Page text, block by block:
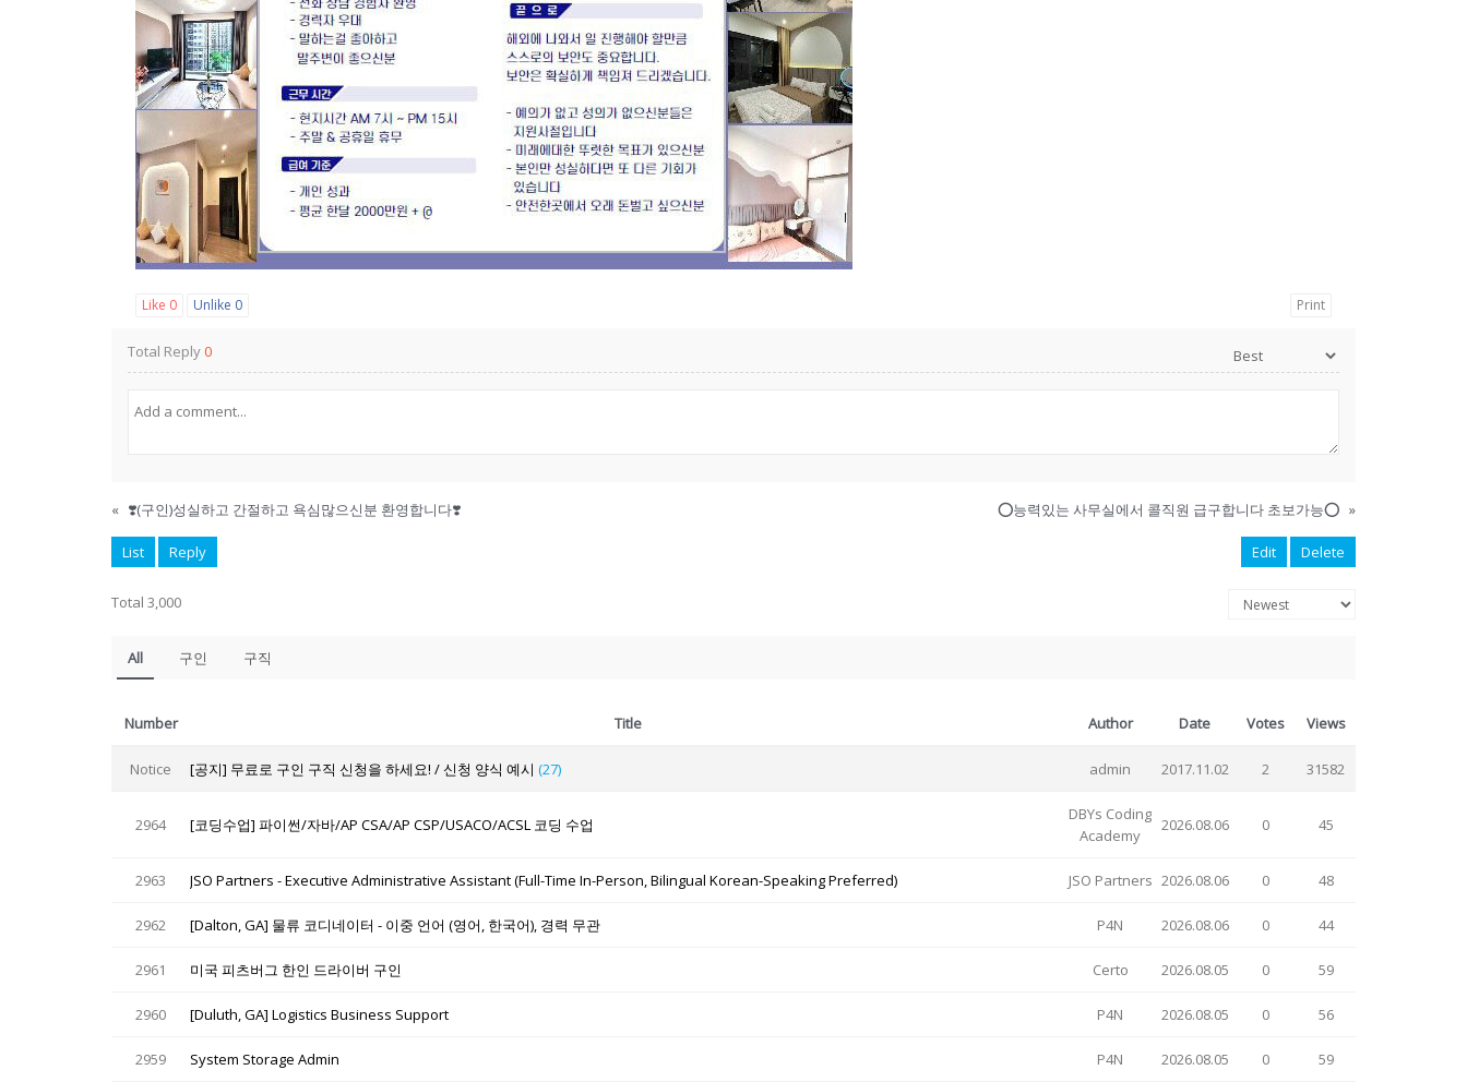
Like 0 Unlike 0 Print
Total Reply0
« ❣️(구인)성실하고 간절하고 욕심많으신분 환영합니다❣️ ⭕️능력있는 사무실에서 콜직원 급구합니다 초보가능⭕️ »
List Reply Edit Delete
Total 3,000
All 구인 구직
Number Title Author Date Votes Views
Notice [공지] 무료로 구인 구직 신청을 하세요! / 신청 양식 예시 (27) admin 2017.11.02 2 31582
2964 [코딩수업] 파이썬/자바/AP CSA/AP CSP/USACO/ACSL 코딩 수업
DBYs Coding
Academy
2026.08.06 0 45
2963 JSO Partners - Executive Administrative Assistant (Full-Time In-Person, Bilingual Korean-Speaking Preferred) JSO Partners 2026.08.06 0 48
2962 [Dalton, GA] 물류 코디네이터 - 이중 언어 (영어, 한국어), 경력 무관 P4N 2026.08.06 0 44
2961 미국 피츠버그 한인 드라이버 구인 Certo 2026.08.05 0 59
2960 [Duluth, GA] Logistics Business Support P4N 2026.08.05 0 56
2959 System Storage Admin P4N 2026.08.05 0 59